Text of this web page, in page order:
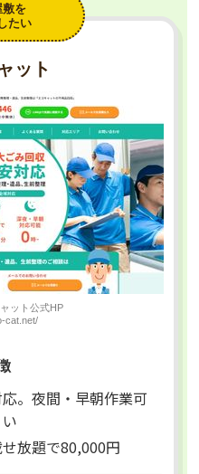
敷を
たい
ット
ット公式HP
cat.net/
。夜間・早朝作業可
放題で80,000円